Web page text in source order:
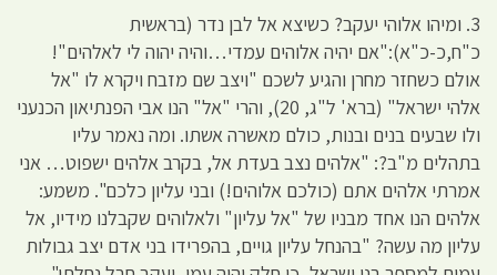
3. ומיהו אלוהי יעקב? כשיצא אל לבן נדר (בראשית
כ"ח,כ-כ"א):"אם יהיה אלוהים עמדי…והיה יהוה לי לאלהים"!
אולם כשחזר מחרן והגיע לשכם "ויצב שם מזבח ויקרא לו "אל
אלהי ישראל" (ברא' ל"ג, 20), והרי "אל" הנו אבי הפנתיאון הכנעני
ולו שבעים בנים ובנות, כולם מאשרה אשתו. ומה נאמר עליו
בתהלים מ"ב?: "אלהים נצב בעדת אל, בקרב אלהים ישפוט… אני
אמרתי אלהים אתם (כולכם אלוהים!) ובני עליון כלכם". משמע:
אלהים הנו אחד מבניו של "אל עליון" ולאלוהים שקבלנו מידיו, אל
עליון מה עשה? "בהנחל עליון גויים, בהפרידו בני אדם יצב גבולות